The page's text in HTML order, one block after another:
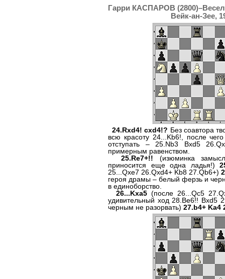
Гарри КАСПАРОВ
Вейк-ан-Зее,
24.Rxd4! cxd4!? Без соавтора
всю красоту 24...Kb6!, после
отступать – 25.Nb3 Bxd5
примерным равенством.
25.Re7+!! (изюминка
приносится еще одна ладья!)
25...Qxe7 26.Qxd4+ Kb8 27.Qb6+)
героя драмы – белый ферзь и
в единоборство.
26...Kxa5 (после 26...Qc5
удивительный ход 28.Be6!! Bxd5
черным не разорвать) 27.b4+ Ka4